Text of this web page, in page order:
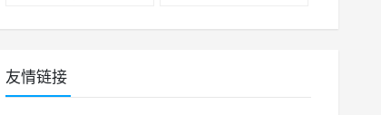
友情链接